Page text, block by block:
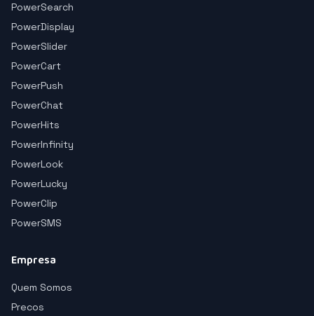
PowerSearch
PowerDisplay
PowerSlider
PowerCart
PowerPush
PowerChat
PowerHits
PowerInfinity
PowerLook
PowerLucky
PowerClip
PowerSMS
Empresa
Quem Somos
Precos